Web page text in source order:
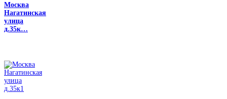
Москва
Нагатинская
улица
д.35к…